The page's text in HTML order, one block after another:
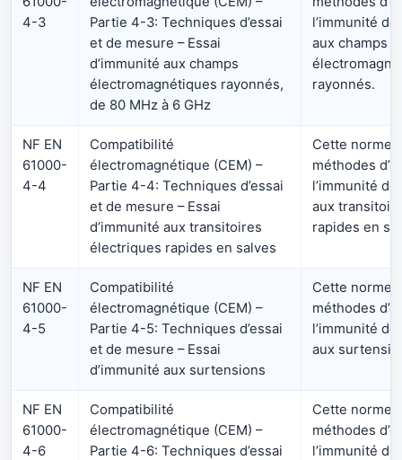
4-3
Partie 4-3: Techniques d’essai
et de mesure – Essai
d’immunité aux champs
électromagnétiques rayonnés,
de 80 MHz à 6 GHz
l’immunité
aux champs
rayonnés.
NF EN
61000-
4-4
Compatibilité
électromagnétique (CEM) –
Partie 4-4: Techniques d’essai
et de mesure – Essai
d’immunité aux transitoires
électriques rapides en salves
Cette norme
méthodes
l’immunité
aux
rapides en
NF EN
61000-
4-5
Compatibilité
électromagnétique (CEM) –
Partie 4-5: Techniques d’essai
et de mesure – Essai
d’immunité aux surtensions
Cette norme
méthodes
l’immunité
aux
NF EN
61000-
4-6
Compatibilité
électromagnétique (CEM) –
Partie 4-6: Techniques d’essai
Cette norme
méthodes
l’immunité